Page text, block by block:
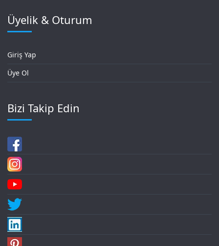
Üyelik & Oturum
Giriş Yap
Üye Ol
Bizi Takip Edin